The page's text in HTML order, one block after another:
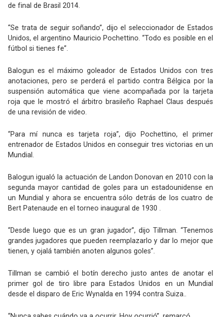
de final de Brasil 2014.
“Se trata de seguir soñando”, dijo el seleccionador de Estados
Unidos, el argentino Mauricio Pochettino. “Todo es posible en el
fútbol si tienes fe”.
Balogun es el máximo goleador de Estados Unidos con tres
anotaciones, pero se perderá el partido contra Bélgica por la
suspensión automática que viene acompañada por la tarjeta
roja que le mostró el árbitro brasileño Raphael Claus después
de una revisión de video.
“Para mí nunca es tarjeta roja”, dijo Pochettino, el primer
entrenador de Estados Unidos en conseguir tres victorias en un
Mundial.
Balogun igualó la actuación de Landon Donovan en 2010 con la
segunda mayor cantidad de goles para un estadounidense en
un Mundial y ahora se encuentra sólo detrás de los cuatro de
Bert Patenaude en el torneo inaugural de 1930 .
“Desde luego que es un gran jugador”, dijo Tillman. “Tenemos
grandes jugadores que pueden reemplazarlo y dar lo mejor que
tienen, y ojalá también anoten algunos goles”.
Tillman se cambió el botín derecho justo antes de anotar el
primer gol de tiro libre para Estados Unidos en un Mundial
desde el disparo de Eric Wynalda en 1994 contra Suiza..